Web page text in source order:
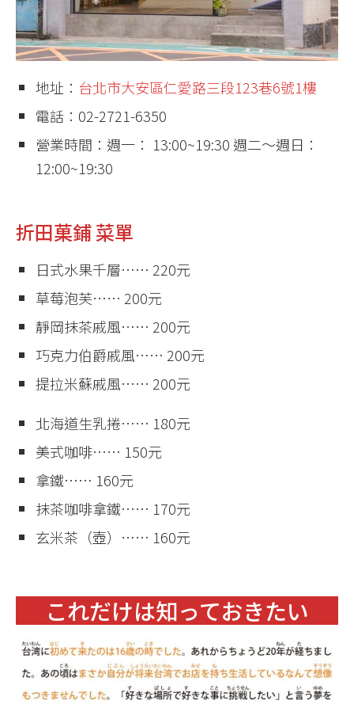
地址： 台北市大安區仁愛路三段123巷6號1樓
電話：02-2721-6350
營業時間：週一： 13:00~19:30 週二～週日：
12:00~19:30
折田菓鋪 菜單
日式水果千層…… 220元
草莓泡芙…… 200元
靜岡抹茶戚風…… 200元
巧克力伯爵戚風…… 200元
提拉米蘇戚風…… 200元
北海道生乳捲…… 180元
美式咖啡…… 150元
拿鐵…… 160元
抹茶咖啡拿鐵…… 170元
玄米茶（壺）…… 160元
これだけは知っておきたい